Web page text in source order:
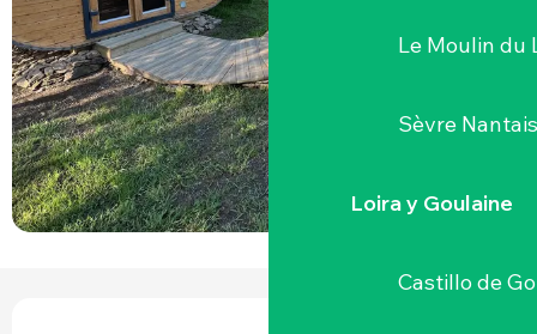
Le Moulin du
Sèvre
Loira y Goulaine
Castillo de